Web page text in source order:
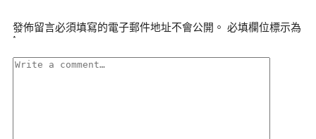
發佈留言必須填寫的電子郵件地址不會公開。 必填欄位標示為
*